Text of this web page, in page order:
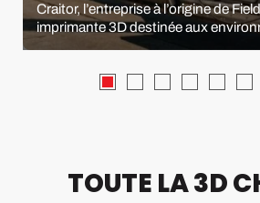
Craitor, l’entreprise à l’origine de
imprimante 3D destinée aux
TOUTE LA 3D